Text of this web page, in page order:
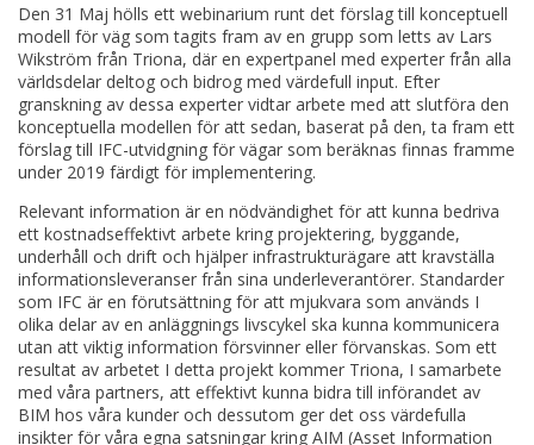
Den 31 Maj hölls ett webinarium runt det förslag till konceptuell
modell för väg som tagits fram av en grupp som letts av Lars
Wikström från Triona, där en expertpanel med experter från alla
världsdelar deltog och bidrog med värdefull input. Efter
granskning av dessa experter vidtar arbete med att slutföra den
konceptuella modellen för att sedan, baserat på den, ta fram ett
förslag till IFC-utvidgning för vägar som beräknas finnas framme
under 2019 färdigt för implementering.
Relevant information är en nödvändighet för att kunna bedriva
ett kostnadseffektivt arbete kring projektering, byggande,
underhåll och drift och hjälper infrastrukturägare att kravställa
informationsleveranser från sina underleverantörer. Standarder
som IFC är en förutsättning för att mjukvara som används I
olika delar av en anläggnings livscykel ska kunna kommunicera
utan att viktig information försvinner eller förvanskas. Som ett
resultat av arbetet I detta projekt kommer Triona, I samarbete
med våra partners, att effektivt kunna bidra till införandet av
BIM hos våra kunder och dessutom ger det oss värdefulla
insikter för våra egna satsningar kring AIM (Asset Information